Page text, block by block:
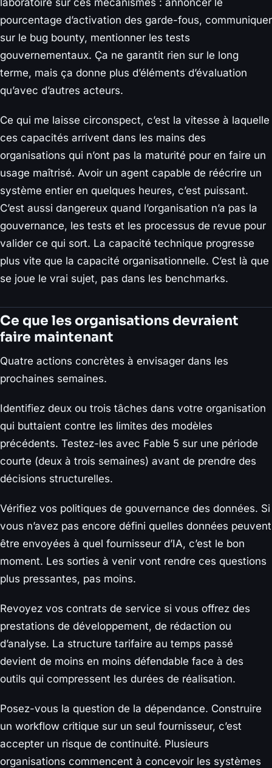
laboratoire sur ces mécanismes : annoncer le
pourcentage d’activation des garde-fous, communiquer
sur le bug bounty, mentionner les tests
gouvernementaux. Ça ne garantit rien sur le long
terme, mais ça donne plus d’éléments d’évaluation
qu’avec d’autres acteurs.
Ce qui me laisse circonspect, c’est la vitesse à laquelle
ces capacités arrivent dans les mains des
organisations qui n’ont pas la maturité pour en faire un
usage maîtrisé. Avoir un agent capable de réécrire un
système entier en quelques heures, c’est puissant.
C’est aussi dangereux quand l’organisation n’a pas la
gouvernance, les tests et les processus de revue pour
valider ce qui sort. La capacité technique progresse
plus vite que la capacité organisationnelle. C’est là que
se joue le vrai sujet, pas dans les benchmarks.
Ce que les organisations devraient
faire maintenant
Quatre actions concrètes à envisager dans les
prochaines semaines.
Identifiez deux ou trois tâches dans votre organisation
qui buttaient contre les limites des modèles
précédents. Testez-les avec Fable 5 sur une période
courte (deux à trois semaines) avant de prendre des
décisions structurelles.
Vérifiez vos politiques de gouvernance des données. Si
vous n’avez pas encore défini quelles données peuvent
être envoyées à quel fournisseur d’IA, c’est le bon
moment. Les sorties à venir vont rendre ces questions
plus pressantes, pas moins.
Revoyez vos contrats de service si vous offrez des
prestations de développement, de rédaction ou
d’analyse. La structure tarifaire au temps passé
devient de moins en moins défendable face à des
outils qui compressent les durées de réalisation.
Posez-vous la question de la dépendance. Construire
un workflow critique sur un seul fournisseur, c’est
accepter un risque de continuité. Plusieurs
organisations commencent à concevoir les systèmes